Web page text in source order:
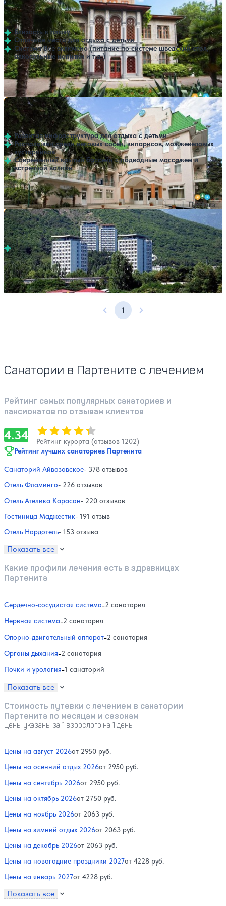
4.1220 отзывов
Партенит
Близость к пляжу
Отличное место для отдыха с детьми
Система Все включено (питание по системе шведский стол,
алкогольные напитки и т.д.)
Расстояние до пляжа: 150-900 метров.
Нет цен или свободных мест на выбранные даты
Выбрать другой вариант
Отель Нордотель
4.3 153 отзыва
Партенит
Развитая инфраструктура для отдыха с детьми
Расположен среди вековых сосен, кипарисов, можжевеловых
кустарников
Современный крытый бассейн с подводным массажем и
встречной волной
Крытый бассейн SPA Расстояние до пляжа: 300 метров.
Нет цен или свободных мест на выбранные даты
Выбрать другой вариант
Санаторий Крым
4.634 отзыва Партенит
Профилей лечения: 5
Крытый бассейн
Расстояние до пляжа: 50-500 метров.
Нет цен или свободных мест на выбранные даты
Выбрать другой вариант
Предыдущая страница
1 Следующая страница
Санатории в Партените с лечением
Рейтинг самых популярных санаториев и
пансионатов по отзывам клиентов
4.34 Оценка, количество звезд:
Рейтинг курорта (отзывов 1202)
Рейтинг лучших санаториев Партенита
Санаторий Айвазовское- 378 отзывов
Отель Фламинго- 226 отзывов
Отель Ателика Карасан- 220 отзывов
Гостиница Маджестик- 191 отзыв
Отель Нордотель- 153 отзыва
Показать все
Какие профили лечения есть в здравницах
Партенита
Сердечно-сосудистая система-2 санатория
Нервная система-2 санатория
Опорно-двигательный аппарат-2 санатория
Органы дыхания-2 санатория
Почки и урология-1 санаторий
Показать все
Стоимость путевки с лечением в санатории
Партенита по месяцам и сезонам
Цены указаны за 1 взрослого на 1 день
Цены на август 2026от 2950 руб.
Цены на осенний отдых 2026от 2950 руб.
Цены на сентябрь 2026от 2950 руб.
Цены на октябрь 2026от 2750 руб.
Цены на ноябрь 2026от 2063 руб.
Цены на зимний отдых 2026от 2063 руб.
Цены на декабрь 2026от 2063 руб.
Цены на новогодние праздники 2027от 4228 руб.
Цены на январь 2027от 4228 руб.
Показать все